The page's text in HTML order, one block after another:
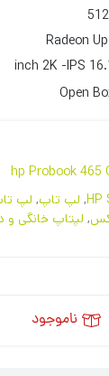
Radeon
16.1 inch 2K
hp Probook 465
HP
, لپ تاپ, لپ
, لپتاپ خانگی و
ناموجود